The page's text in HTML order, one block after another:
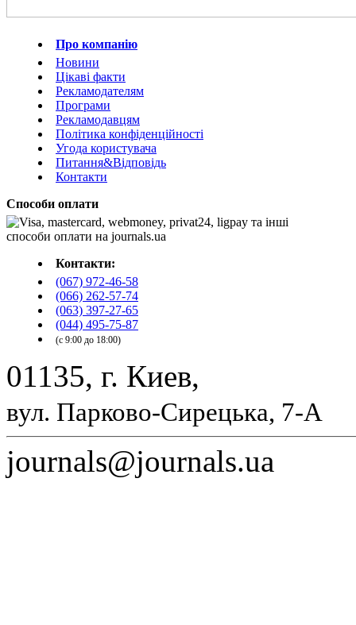
Про компанію
Новини
Цікаві факти
Рекламодателям
Програми
Рекламодавцям
Політика конфіденційності
Угода користувача
Питання&Відповідь
Контакти
Способи оплати
Контакти:
(067) 972-46-58
(066) 262-57-74
(063) 397-27-65
(044) 495-75-87
(с 9:00 до 18:00)
01135, г. Киев,
вул. Парково-Сирецька, 7-А
journals@journals.ua